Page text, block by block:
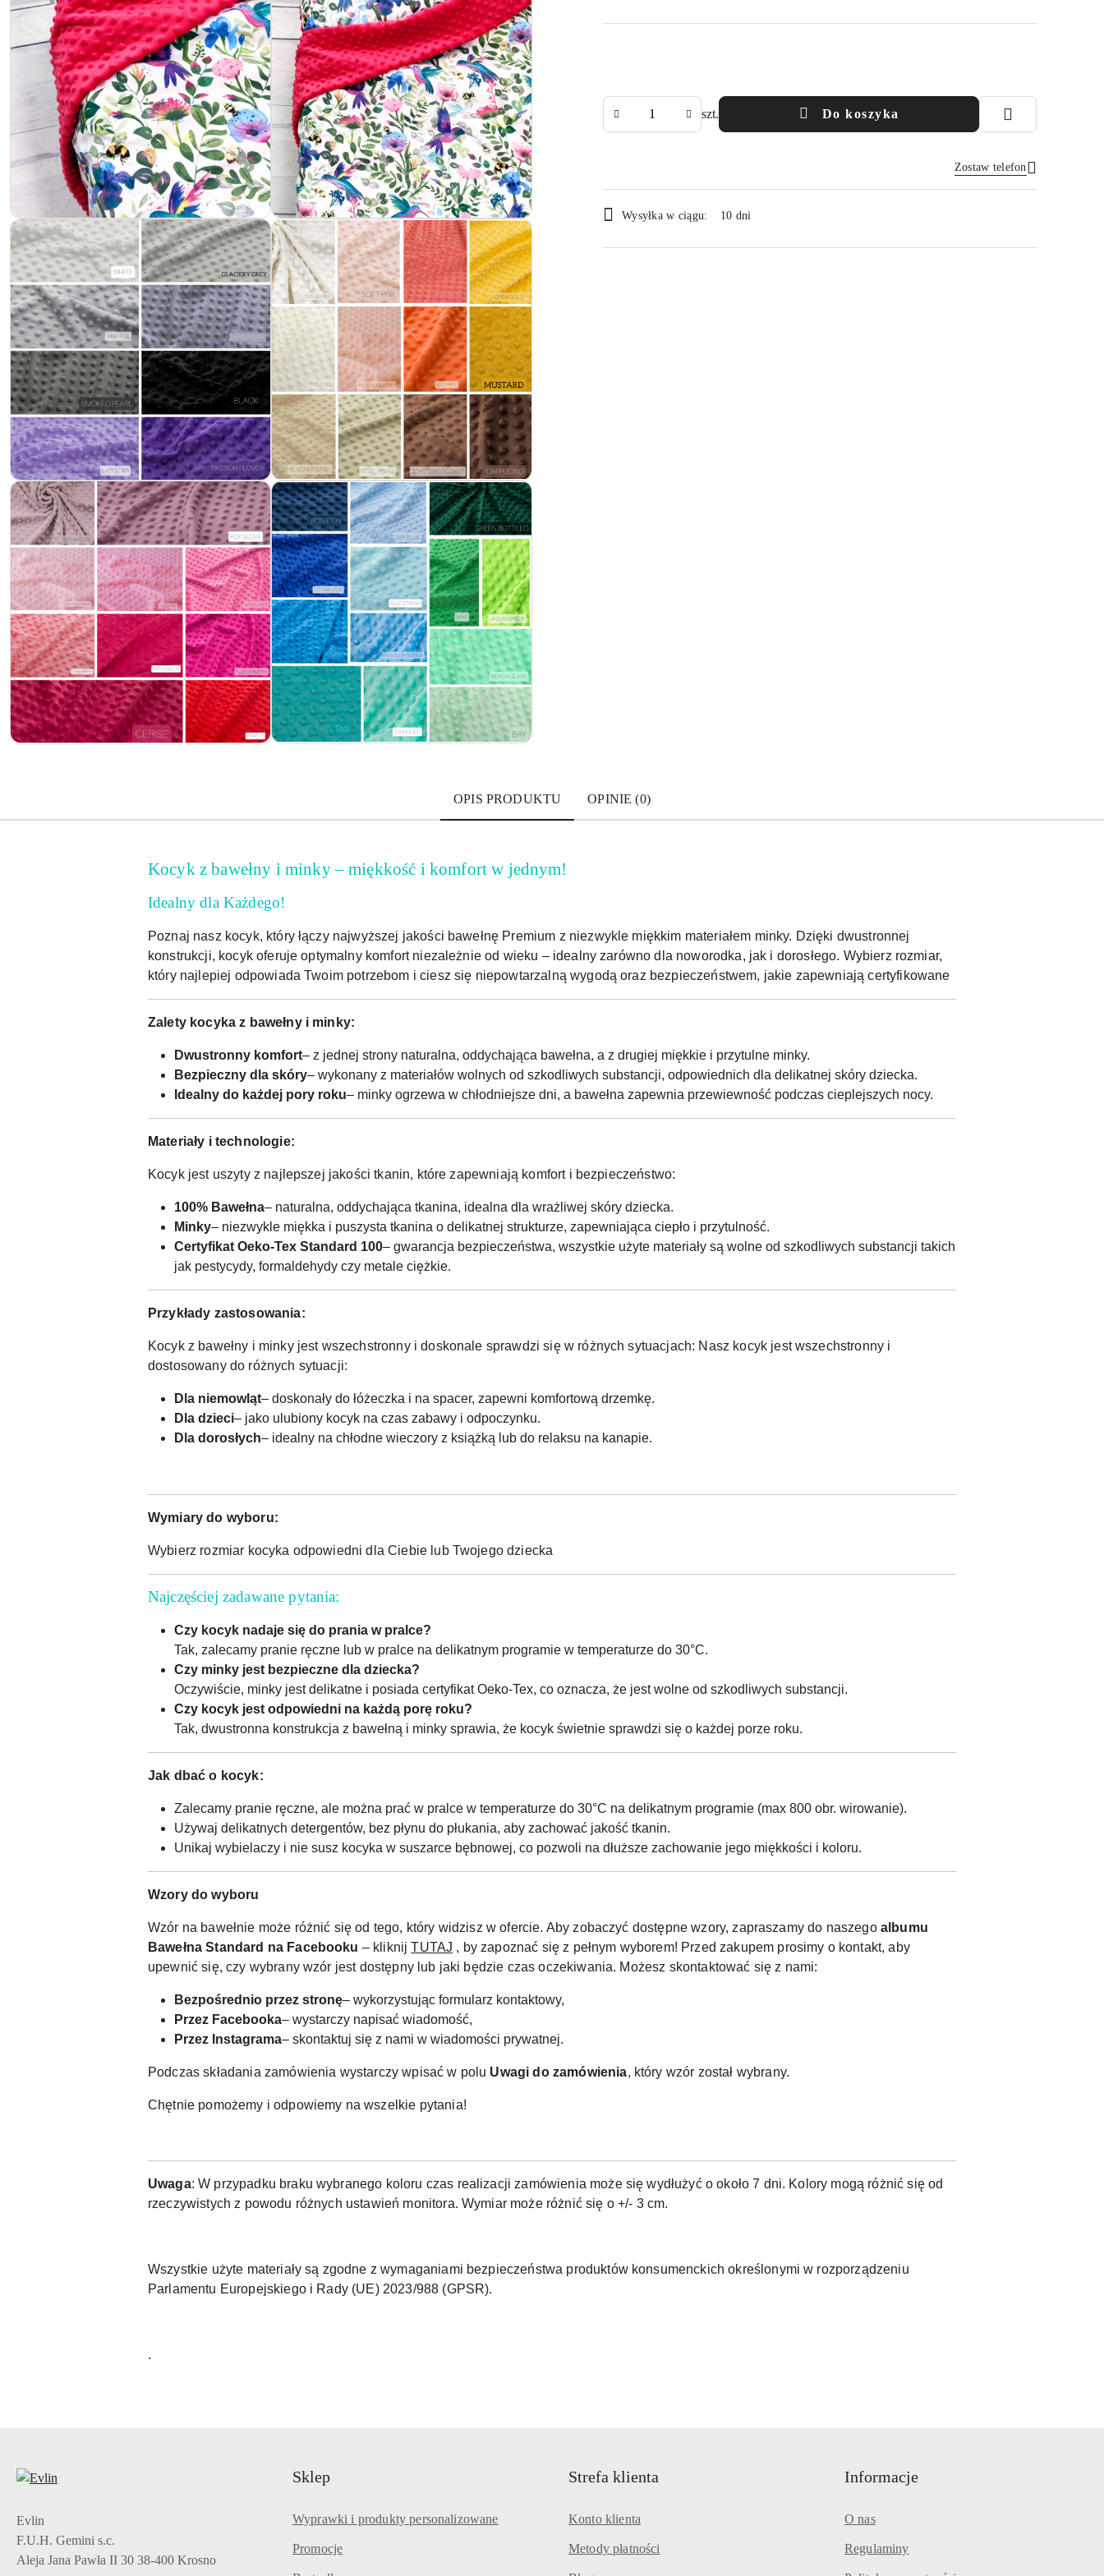
szt. Do koszyka
Zostaw telefon
Wyślij
Dostępność
i
dostawa
Wysyłka w ciągu: 10 dni
OPIS PRODUKTU OPINIE (0)
Kocyk z bawełny i minky – miękkość i komfort w jednym!
Idealny dla Każdego!
Poznaj nasz kocyk, który łączy najwyższej jakości bawełnę Premium z niezwykle miękkim materiałem minky. Dzięki dwustronnej
konstrukcji, kocyk oferuje optymalny komfort niezależnie od wieku – idealny zarówno dla noworodka, jak i dorosłego. Wybierz rozmiar,
który najlepiej odpowiada Twoim potrzebom i ciesz się niepowtarzalną wygodą oraz bezpieczeństwem, jakie zapewniają certyfikowane
Zalety kocyka z bawełny i minky:
Dwustronny komfort– z jednej strony naturalna, oddychająca bawełna, a z drugiej miękkie i przytulne minky.
Bezpieczny dla skóry– wykonany z materiałów wolnych od szkodliwych substancji, odpowiednich dla delikatnej skóry dziecka.
Idealny do każdej pory roku– minky ogrzewa w chłodniejsze dni, a bawełna zapewnia przewiewność podczas cieplejszych nocy.
Materiały i technologie:
Kocyk jest uszyty z najlepszej jakości tkanin, które zapewniają komfort i bezpieczeństwo:
100% Bawełna– naturalna, oddychająca tkanina, idealna dla wrażliwej skóry dziecka.
Minky– niezwykle miękka i puszysta tkanina o delikatnej strukturze, zapewniająca ciepło i przytulność.
Certyfikat Oeko-Tex Standard 100– gwarancja bezpieczeństwa, wszystkie użyte materiały są wolne od szkodliwych substancji takich
jak pestycydy, formaldehydy czy metale ciężkie.
Przykłady zastosowania:
Kocyk z bawełny i minky jest wszechstronny i doskonale sprawdzi się w różnych sytuacjach: Nasz kocyk jest wszechstronny i
dostosowany do różnych sytuacji:
Dla niemowląt– doskonały do łóżeczka i na spacer, zapewni komfortową drzemkę.
Dla dzieci– jako ulubiony kocyk na czas zabawy i odpoczynku.
Dla dorosłych– idealny na chłodne wieczory z książką lub do relaksu na kanapie.
Wymiary do wyboru:
Wybierz rozmiar kocyka odpowiedni dla Ciebie lub Twojego dziecka
Najczęściej zadawane pytania:
Czy kocyk nadaje się do prania w pralce?
Tak, zalecamy pranie ręczne lub w pralce na delikatnym programie w temperaturze do 30°C.
Czy minky jest bezpieczne dla dziecka?
Oczywiście, minky jest delikatne i posiada certyfikat Oeko-Tex, co oznacza, że jest wolne od szkodliwych substancji.
Czy kocyk jest odpowiedni na każdą porę roku?
Tak, dwustronna konstrukcja z bawełną i minky sprawia, że kocyk świetnie sprawdzi się o każdej porze roku.
Jak dbać o kocyk:
Zalecamy pranie ręczne, ale można prać w pralce w temperaturze do 30°C na delikatnym programie (max 800 obr. wirowanie).
Używaj delikatnych detergentów, bez płynu do płukania, aby zachować jakość tkanin.
Unikaj wybielaczy i nie susz kocyka w suszarce bębnowej, co pozwoli na dłuższe zachowanie jego miękkości i koloru.
Wzory do wyboru
Wzór na bawełnie może różnić się od tego, który widzisz w ofercie. Aby zobaczyć dostępne wzory, zapraszamy do naszego albumu
Bawełna Standard na Facebooku – kliknijTUTAJ , by zapoznać się z pełnym wyborem! Przed zakupem prosimy o kontakt, aby
upewnić się, czy wybrany wzór jest dostępny lub jaki będzie czas oczekiwania. Możesz skontaktować się z nami:
Bezpośrednio przez stronę– wykorzystując formularz kontaktowy,
Przez Facebooka– wystarczy napisać wiadomość,
Przez Instagrama– skontaktuj się z nami w wiadomości prywatnej.
Podczas składania zamówienia wystarczy wpisać w polu Uwagi do zamówienia, który wzór został wybrany.
Chętnie pomożemy i odpowiemy na wszelkie pytania!
Uwaga: W przypadku braku wybranego koloru czas realizacji zamówienia może się wydłużyć o około 7 dni. Kolory mogą różnić się od
rzeczywistych z powodu różnych ustawień monitora. Wymiar może różnić się o +/- 3 cm.
Wszystkie użyte materiały są zgodne z wymaganiami bezpieczeństwa produktów konsumenckich określonymi w rozporządzeniu
Parlamentu Europejskiego i Rady (UE) 2023/988 (GPSR).
.
Evlin
F.U.H. Gemini s.c.
Aleja Jana Pawła II 30 38-400 Krosno
Sklep
Wyprawki i produkty personalizowane
Promocje
Strefa klienta
Konto klienta
Metody płatności
Informacje
O nas
Regulaminy